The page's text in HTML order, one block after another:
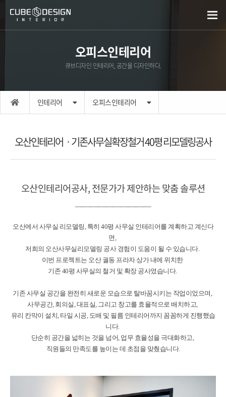
오피스인테리어
큐브디자인 인테리어, 공간을 디자인하다.
인테리어 오피스인테리어
오산인테리어ㆍ기존사무실확장철거 40평 리모델링공사
오산인테리어공사, 전문가가 제안하는 맞춤 솔루션
오산에서 사무실 리모델링, 특히 40평 사무실 인테리어를 계획하고 계신다
면,
저희의 오산사무실리모델링 공사 경험이 도움이 될 수 있습니다.
이번 프로젝트는 오산 궐동 프라자 상가 내에 위치한
기존 40평 사무실의 철거 및 확장 공사였습니다.
기존 사무실 공간을 완전히 새로운 모습으로 탈바꿈시키는 작업이었으며,
사무공간, 회의실, 대표실, 그리고 창고를 효율적으로 배치하고,
유리 칸막이 설치, 타일 시공, 도배 및 필름 인테리어까지 꼼꼼하게 진행했습
니다.
단순히 공간을 넓히는 것을 넘어, 업무 효율성을 극대화하고,
직원들의 만족도를 높이는 데 초점을 맞췄습니다.